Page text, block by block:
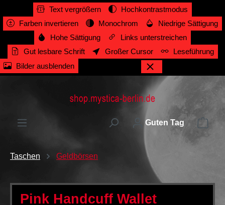
springen Text vergrößern
Hochkontrastmodus
Farben invertieren
Monochrom
Niedrige Sättigung
Hohe Sättigung
Links unterstreichen
Gut lesbare Schrift
Großer Cursor
Leseführung
Bilder ausblenden
Guten Tag
Taschen Geldbörsen
Pink Handcuff Wallet